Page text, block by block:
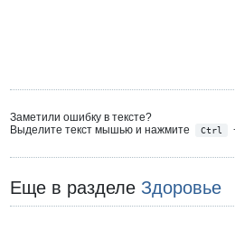
Заметили ошибку в тексте?
Выделите текст мышью и нажмите
Ctrl
Еще в разделе Здоровье